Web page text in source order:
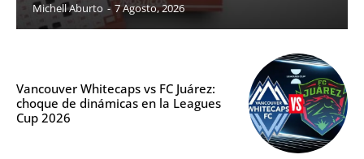
Michell Aburto - 7 Agosto, 2026
Vancouver Whitecaps vs FC Juárez:
choque de dinámicas en la Leagues
Cup 2026